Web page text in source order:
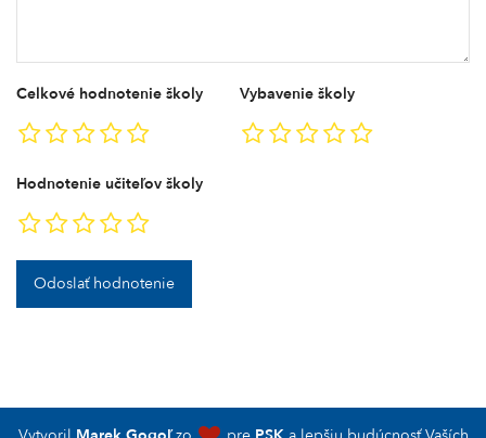
Celkové hodnotenie školy Vybavenie školy
Hodnotenie učiteľov školy
Odoslať hodnotenie